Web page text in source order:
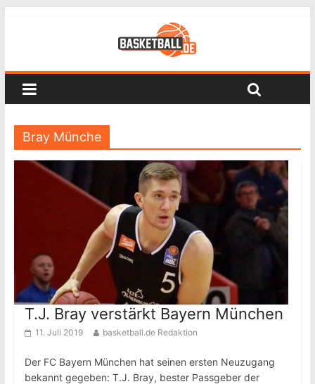
Bray Münche
T.J. Bray verstärkt Bayern München
11. Juli 2019 basketball.de Redaktion
Der FC Bayern München hat seinen ersten Neuzugang
bekannt gegeben: T.J. Bray, bester Passgeber der